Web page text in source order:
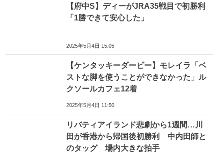
【府中S】ディーがJRA35戦目で初勝利
「1勝できて安心した」
2025年5月4日 15:05
【ケンタッキーダービー】モレイラ「ベ
ストな脚を使うことができなかった」ル
クソールカフェ12着
2025年5月4日 11:50
リバティアイランド悲劇から1週間…川
田が香港から帰国後初勝利 中内田師と
のタッグ 場内大きな拍手